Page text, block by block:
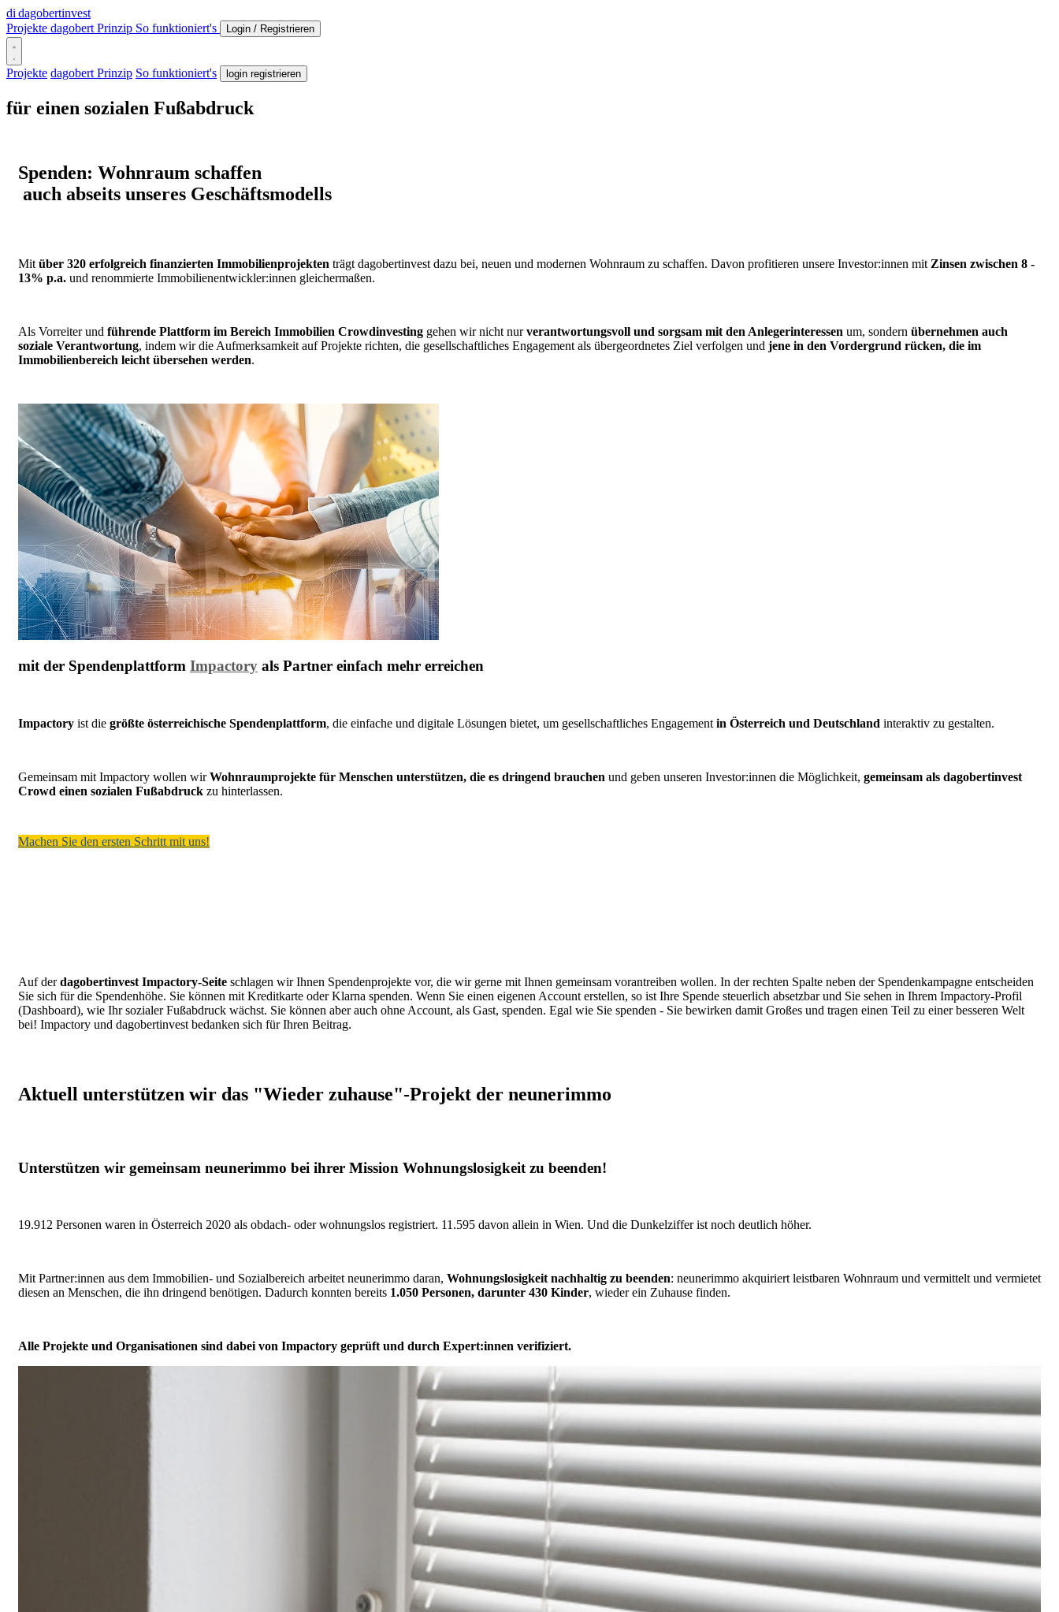
di dagobertinvest
Projekte dagobert Prinzip So funktioniert's Login / Registrieren
Projekte dagobert Prinzip So funktioniert's login registrieren
für einen sozialen Fußabdruck
Spenden: Wohnraum schaffen
auch abseits unseres Geschäftsmodells
Mit über 320 erfolgreich finanzierten Immobilienprojekten trägt dagobertinvest dazu bei, neuen und modernen Wohnraum zu schaffen. Davon profitieren unsere Investor:innen mit Zinsen zwischen 8 -
13% p.a. und renommierte Immobilienentwickler:innen gleichermaßen.
Als Vorreiter und führende Plattform im Bereich Immobilien Crowdinvesting gehen wir nicht nurverantwortungsvoll und sorgsam mit den Anlegerinteressen um, sondern übernehmen auch
soziale Verantwortung, indem wir die Aufmerksamkeit auf Projekte richten, die gesellschaftliches Engagement als übergeordnetes Ziel verfolgen und jene in den Vordergrund rücken, die im
Immobilienbereich leicht übersehen werden.
mit der Spendenplattform Impactory als Partner einfach mehr erreichen
Impactory ist die größte österreichische Spendenplattform, die einfache und digitale Lösungen bietet, um gesellschaftliches Engagement in Österreich und Deutschland interaktiv zu gestalten.
Gemeinsam mit Impactory wollen wirWohnraumprojekte für Menschen unterstützen, die es dringend brauchen und geben unseren Investor:innen die Möglichkeit, gemeinsam als dagobertinvest
Crowd einen sozialen Fußabdruck zu hinterlassen.
Machen Sie den ersten Schritt mit uns!
Auf derdagobertinvest Impactory-Seite schlagen wir Ihnen Spendenprojekte vor, die wir gerne mit Ihnen gemeinsam vorantreiben wollen. In der rechten Spalte neben der Spendenkampagne entscheiden
Sie sich für die Spendenhöhe. Sie können mit Kreditkarte oder Klarna spenden. Wenn Sie einen eigenen Account erstellen, so ist Ihre Spende steuerlich absetzbar und Sie sehen in Ihrem Impactory-Profil
(Dashboard), wie Ihr sozialer Fußabdruck wächst. Sie können aber auch ohne Account, als Gast, spenden. Egal wie Sie spenden - Sie bewirken damit Großes und tragen einen Teil zu einer besseren Welt
bei! Impactory und dagobertinvest bedanken sich für Ihren Beitrag.
Aktuell unterstützen wir das "Wieder zuhause"-Projekt der neunerimmo
Unterstützen wir gemeinsam neunerimmo bei ihrer Mission Wohnungslosigkeit zu beenden!
19.912 Personen waren in Österreich 2020 als obdach- oder wohnungslos registriert. 11.595 davon allein in Wien. Und die Dunkelziffer ist noch deutlich höher.
Mit Partner:innen aus dem Immobilien- und Sozialbereich arbeitet neunerimmo daran, Wohnungslosigkeit nachhaltig zu beenden: neunerimmo akquiriert leistbaren Wohnraum und vermittelt und vermietet
diesen an Menschen, die ihn dringend benötigen. Dadurch konnten bereits 1.050 Personen, darunter 430 Kinder, wieder ein Zuhause finden.
Alle Projekte und Organisationen sind dabei von Impactory geprüft und durch Expert:innen verifiziert.